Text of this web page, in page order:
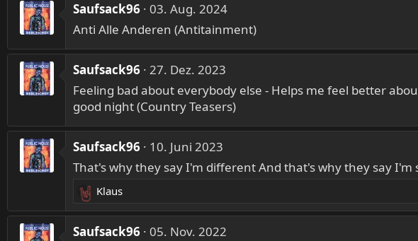
Saufsack96 03. Aug. 2024
Anti Alle Anderen (Antitainment)
Saufsack96 27. Dez. 2023
Feeling bad about everybody else - Helps me feel better
good night (Country Teasers)
Saufsack96
10. Juni 2023
That's why they say I'm different And that's why they say I'm
R
e
a
Klaus
Saufsack96 05. Nov. 2022